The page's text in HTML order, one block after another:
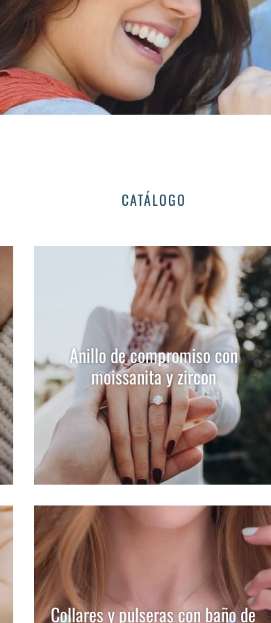
CATÁLOGO
Anillo de compromiso con
moissanita y zircon
Collares y pulseras con baño de